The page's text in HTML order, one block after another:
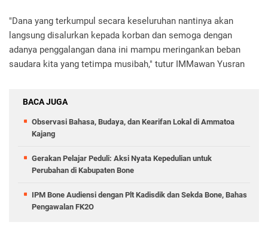
"Dana yang terkumpul secara keseluruhan nantinya akan
langsung disalurkan kepada korban dan semoga dengan
adanya penggalangan dana ini mampu meringankan beban
saudara kita yang tetimpa musibah," tutur IMMawan Yusran
BACA JUGA
Observasi Bahasa, Budaya, dan Kearifan Lokal di Ammatoa
Kajang
Gerakan Pelajar Peduli: Aksi Nyata Kepedulian untuk
Perubahan di Kabupaten Bone
IPM Bone Audiensi dengan Plt Kadisdik dan Sekda Bone, Bahas
Pengawalan FK2O